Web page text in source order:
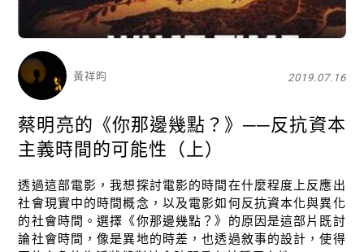
黃祥昀 2019.07.16
蔡明亮的《你那邊幾點？》──反抗資本
主義時間的可能性（上）
透過這部電影，我想探討電影的時間在什麼程度上反應出
社會現實中的時間概念，以及電影如何反抗資本化與異化
的社會時間。選擇《你那邊幾點？》的原因是這部片既討
論社會時間，像是異地的時差，也透過敘事的設計，使得